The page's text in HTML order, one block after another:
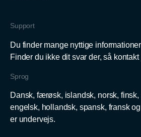
Support
Du finder mange nyttige
Finder du ikke dit svar der, så kontakt
Sprog
Dansk, færøsk, islandsk, norsk, finsk,
engelsk, hollandsk, spansk, fransk
er undervejs.